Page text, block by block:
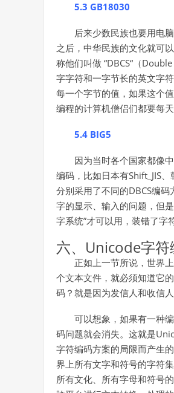
5.3 GB18030
后来少数民族也要用电
之后，中华民族的文化就可
称他们叫做 “DBCS“（
字字符和一字节长的英文字
每一个字节的值，如果这个
编程的计算机僧侣们都要每
5.4 BIG5
因为当时各个国家都像
编码，比如日本有Shift_JIS
分别采用了不同的DBCS编
字的显示、输入的问题，但
字系统”才可以用，装错了字
六、Unicode字符
正如上一节所说，世界
个文本文件，就必须知道它
码？就是因为发信人和收信
可以想象，如果有一种
码问题就会消失。这就是
字符编码方案的局限而产生
界上所有文字和符号的字符
所有文化、所有字母和符号